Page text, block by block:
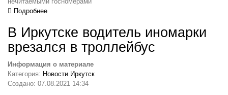
Подробнее
В Иркутске водитель иномарки
врезался в троллейбус
Информация о материале
Категория: Новости Иркутск
Создано: 07.08.2021 14:34